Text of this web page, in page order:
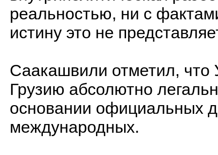
реальностью, ни с
истину это не
Саакашвили отметил, что
Грузию абсолютно
основании официальных
международных.